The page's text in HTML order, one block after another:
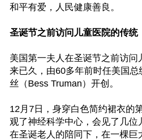
和平有爱，人民健康善良。
圣诞节之前访问儿童医院的传统
美国第一夫人在圣诞节之前访问
来已久，由60多年前时任美国总
丝（Bess Truman）开创。
12月7日，身穿白色简约裙衣的
观了神经科学中心，会见了几位
在圣诞老人的陪同下，在一棵巨